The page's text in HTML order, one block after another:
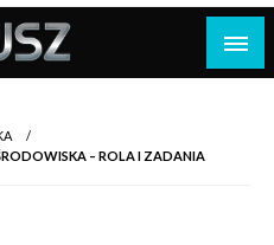
– ROLA I ZADANIA